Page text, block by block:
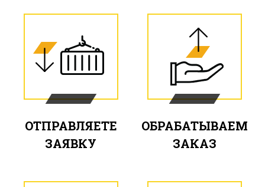
ОТПРАВЛЯЕТЕ
ЗАЯВКУ
ОБРАБАТЫВАЕМ
ЗАКАЗ